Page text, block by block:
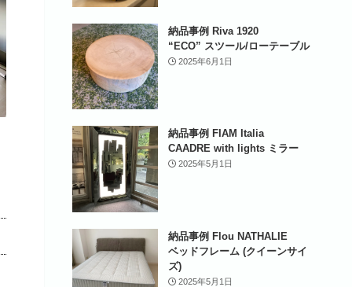
納品事例 Riva 1920
“ECO” スツール/ローテーブル
2025年6月1日
納品事例 FIAM Italia
CAADRE with lights ミラー
2025年5月1日
納品事例 Flou NATHALIE
ベッドフレーム (クイーンサイ
ズ)
2025年5月1日